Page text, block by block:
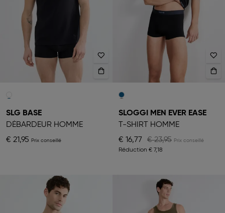
SLG BASE
DÉBARDEUR HOMME
€ 21,95
SLOGGI MEN EVER EASE
T-SHIRT HOMME
€ 16,77
€ 23,95
Réduction € 7,18